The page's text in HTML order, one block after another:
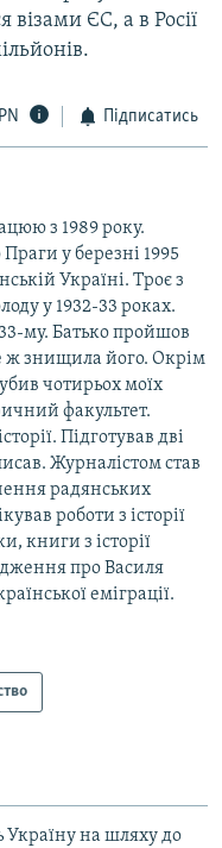
візами ЄС, а в Росії
Підписатись
з 1989 року.
у березні 1995
Україні. Троє з
у 1932-33 роках.
му. Батько пройшов
ж знищила його. Окрім
чотирьох моїх
факультет.
Підготував дві
Журналістом став
радянських
роботи з історії
книги з історії
про Василя
еміграції.
Україну на шляху до